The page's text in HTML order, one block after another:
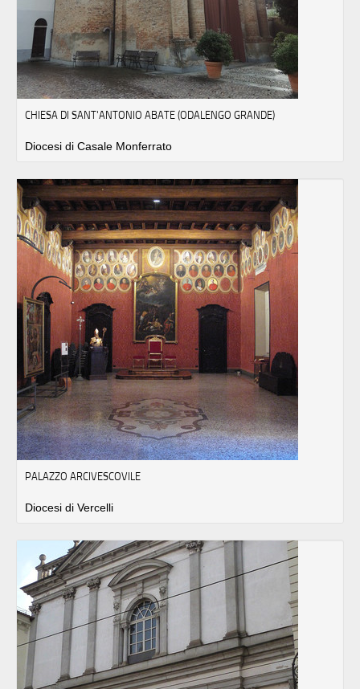
CHIESA DI SANT'ANTONIO ABATE (ODALENGO GRANDE)
Diocesi di Casale Monferrato
PALAZZO ARCIVESCOVILE
Diocesi di Vercelli